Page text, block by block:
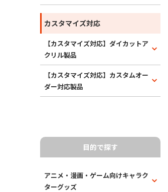
カスタマイズ対応
【カスタマイズ対応】ダイカットア
クリル製品
【カスタマイズ対応】カスタムオー
ダー対応製品
目的で探す
アニメ・漫画・ゲーム向けキャラク
ターグッズ